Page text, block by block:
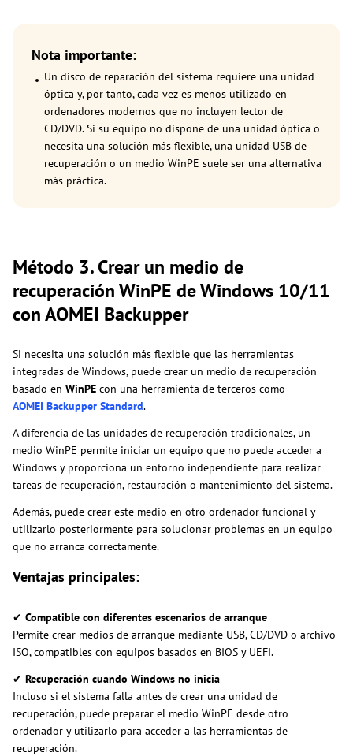
Nota importante:
Un disco de reparación del sistema requiere una unidad
óptica y, por tanto, cada vez es menos utilizado en
ordenadores modernos que no incluyen lector de
CD/DVD. Si su equipo no dispone de una unidad óptica o
necesita una solución más flexible, una unidad USB de
recuperación o un medio WinPE suele ser una alternativa
más práctica.
Método 3. Crear un medio de
recuperación WinPE de Windows 10/11
con AOMEI Backupper
Si necesita una solución más flexible que las herramientas
integradas de Windows, puede crear un medio de recuperación
basado en WinPE con una herramienta de terceros como
AOMEI Backupper Standard.
A diferencia de las unidades de recuperación tradicionales, un
medio WinPE permite iniciar un equipo que no puede acceder a
Windows y proporciona un entorno independiente para realizar
tareas de recuperación, restauración o mantenimiento del sistema.
Además, puede crear este medio en otro ordenador funcional y
utilizarlo posteriormente para solucionar problemas en un equipo
que no arranca correctamente.
Ventajas principales:
✔ Compatible con diferentes escenarios de arranque
Permite crear medios de arranque mediante USB, CD/DVD o archivo
ISO, compatibles con equipos basados en BIOS y UEFI.
✔ Recuperación cuando Windows no inicia
Incluso si el sistema falla antes de crear una unidad de
recuperación, puede preparar el medio WinPE desde otro
ordenador y utilizarlo para acceder a las herramientas de
recuperación.